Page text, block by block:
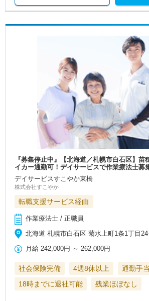
『募集停止中』【北海道／札幌市白石区】
イカー通勤可！デイサービスで作業療法士募
デイサービスすこやか東橋
株式会社すこやか
転職支援サービス経由
作業療法士 / 正職員
北海道 札幌市白石区 菊水上町1条1丁目
月給 242,000円 ～ 262,000円
社会保険完備 4週8休以上 通勤手当
18時までに退社可能
残業ほぼなし